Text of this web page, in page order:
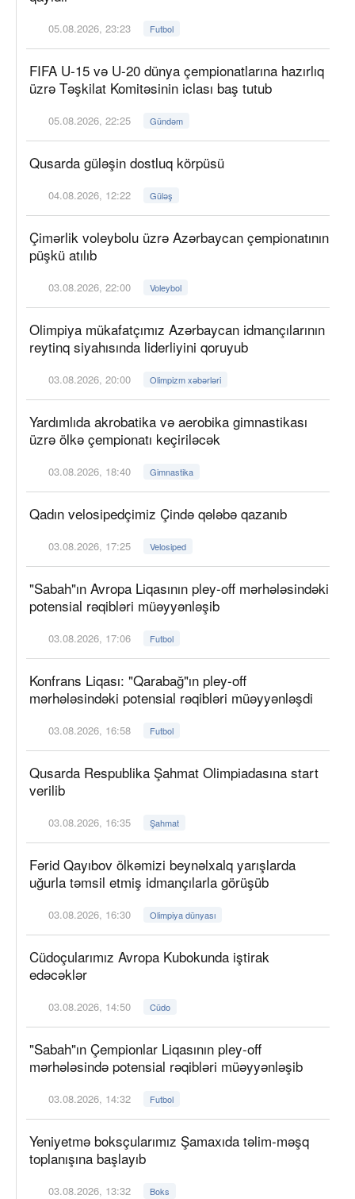
05.08.2026, 23:23 Futbol
FIFA U-15 və U-20 dünya çempionatlarına hazırlıq
üzrə Təşkilat Komitəsinin iclası baş tutub
05.08.2026, 22:25 Gündəm
Qusarda güləşin dostluq körpüsü
04.08.2026, 12:22 Güləş
Çimərlik voleybolu üzrə Azərbaycan çempionatının
püşkü atılıb
03.08.2026, 22:00 Voleybol
Olimpiya mükafatçımız Azərbaycan idmançılarının
reytinq siyahısında liderliyini qoruyub
03.08.2026, 20:00 Olimpizm xəbərləri
Yardımlıda akrobatika və aerobika gimnastikası
üzrə ölkə çempionatı keçiriləcək
03.08.2026, 18:40 Gimnastika
Qadın velosipedçimiz Çində qələbə qazanıb
03.08.2026, 17:25 Velosiped
"Sabah"ın Avropa Liqasının pley-off mərhələsindəki
potensial rəqibləri müəyyənləşib
03.08.2026, 17:06 Futbol
Konfrans Liqası: "Qarabağ"ın pley-off
mərhələsindəki potensial rəqibləri müəyyənləşdi
03.08.2026, 16:58 Futbol
Qusarda Respublika Şahmat Olimpiadasına start
verilib
03.08.2026, 16:35 Şahmat
Fərid Qayıbov ölkəmizi beynəlxalq yarışlarda
uğurla təmsil etmiş idmançılarla görüşüb
03.08.2026, 16:30 Olimpiya dünyası
Cüdoçularımız Avropa Kubokunda iştirak
edəcəklər
03.08.2026, 14:50 Cüdo
"Sabah"ın Çempionlar Liqasının pley-off
mərhələsində potensial rəqibləri müəyyənləşib
03.08.2026, 14:32 Futbol
Yeniyetmə boksçularımız Şamaxıda təlim-məşq
toplanışına başlayıb
03.08.2026, 13:32 Boks